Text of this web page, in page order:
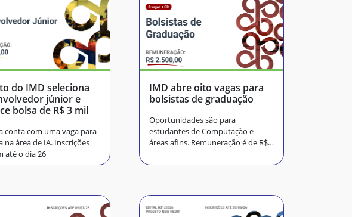
do IMD seleciona
júnior e
bolsa de R$ 3 mil
conta com uma vaga para
na área de IA. Inscrições
até o dia 26
IMD abre oito vagas para
bolsistas de graduação
Oportunidades são para
estudantes de Computação e
áreas afins. Remuneração é de R$